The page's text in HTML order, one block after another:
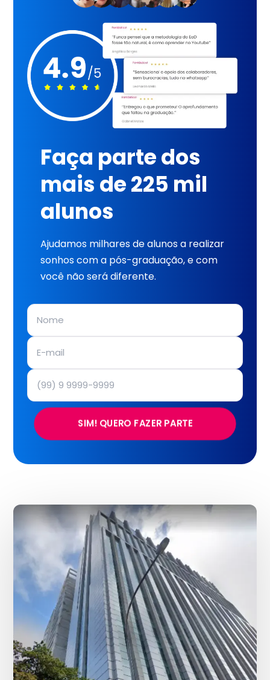
Faça parte dos
mais de 225 mil
alunos
Ajudamos milhares de alunos a realizar
sonhos com a pós-graduação, e com
você não será diferente.
SIM! QUERO FAZER PARTE